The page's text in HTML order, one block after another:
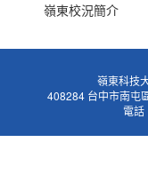
嶺東校況簡介
嶺東科技
408284 台中市南屯
電